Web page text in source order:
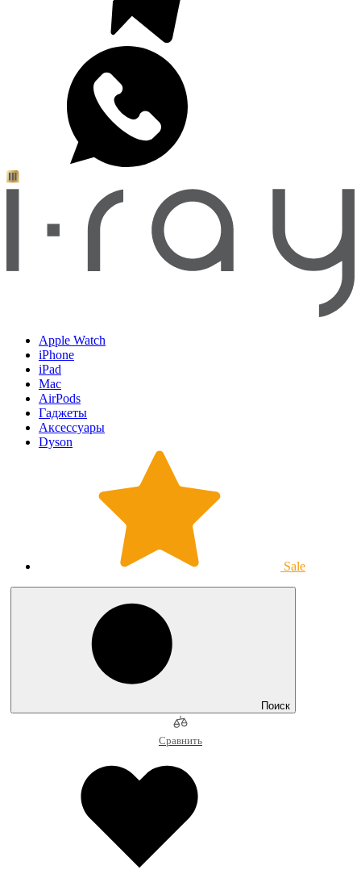
Apple Watch
iPhone
iPad
Mac
AirPods
Гаджеты
Аксессуары
Dyson
Sale
Поиск
Сравнить